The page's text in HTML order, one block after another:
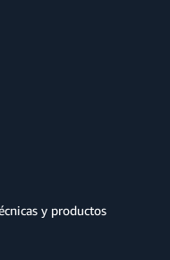
y productos